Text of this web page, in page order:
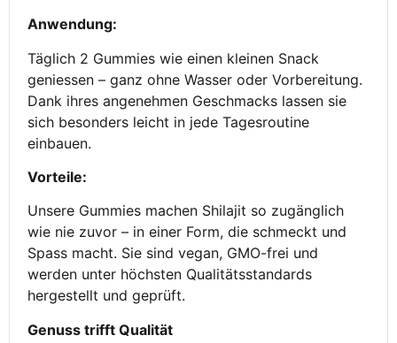
Anwendung:
Täglich 2 Gummies wie einen kleinen Snack
geniessen – ganz ohne Wasser oder Vorbereitung.
Dank ihres angenehmen Geschmacks lassen sie
sich besonders leicht in jede Tagesroutine
einbauen.
Vorteile:
Unsere Gummies machen Shilajit so zugänglich
wie nie zuvor – in einer Form, die schmeckt und
Spass macht. Sie sind vegan, GMO-frei und
werden unter höchsten Qualitätsstandards
hergestellt und geprüft.
Genuss trifft Qualität